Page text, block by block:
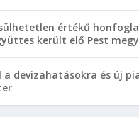
értékű
került elő Pest
a devizahatásokra és új